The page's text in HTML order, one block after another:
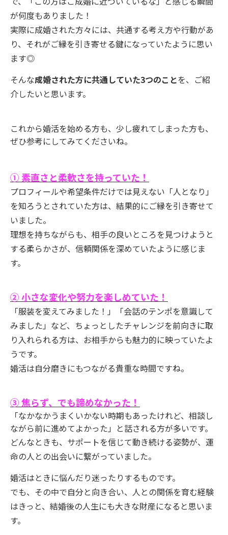
が何度もありました！
実際に成婚された方々には、共通する考え方や行動があ
り、それがご縁を引き寄せる鍵になっていたように思い
ます◎
そんな成婚された方に共通していた3つのことを、ご紹
介したいと思います。
これから婚活を始める方も、少し疲れてしまった方も、
ぜひ参考にしてみてくださいね。
① 素直さと柔軟さを持っていた！
プロフィールや希望条件だけでは見えない「人となり」
を知ろうとされていた方は、結果的にご縁を引き寄せて
いました。
理想を持ちながらも、相手の良いところを見つけようと
する柔らかさが、信頼関係を深めていたように感じま
す。
② 小さな変化や努力を楽しめていた！
「服装を変えてみました！」「会話のテンポを意識して
みました」など、ちょっとしたチャレンジを前向きに取
り入れられる方は、お相手からも魅力的に映っていたよ
うです。
婚活は自分磨きにもつながる貴重な時間ですね。
③ 焦らず、でも諦めなかった！
「なかなかうまくいかない時期もあったけれど、相談し
ながら前に進めてよかった」と話される方が多いです。
どんなときも、サポートを信じて動き続ける姿勢が、運
命の人との出会いに繋がっていました。
婚活はときに悩んだり迷ったりするものです。
でも、その中で自分と向き合い、人との関係を育む経験
はきっと、結婚後の人生にも大きな財産になると思いま
す。